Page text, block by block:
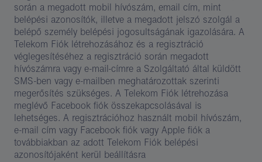
során a megadott mobil hívószám, email cím, mint
belépési azonosítók, illetve a megadott jelszó szolgál a
belépő személy belépési jogosultságának igazolására. A
Telekom Fiók létrehozásához és a regisztráció
véglegesítéséhez a regisztráció során megadott
hívószámra vagy e-mail-címre a Szolgáltató által küldött
SMS-ben vagy e-mailben meghatározottak szerinti
megerősítés szükséges. A Telekom Fiók létrehozása
meglévő Facebook fiók összekapcsolásával is
lehetséges. A regisztrációhoz használt mobil hívószám,
e-mail cím vagy Facebook fiók vagy Apple fiók a
továbbiakban az adott Telekom Fiók belépési
azonosítójaként kerül beállításra